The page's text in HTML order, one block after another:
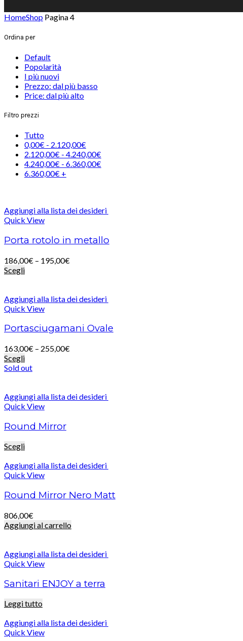
HomeShop Pagina 4
Ordina per
Default
Popolarità
I più nuovi
Prezzo: dal più basso
Price: dal più alto
Filtro prezzi
Tutto
0,00€ - 2.120,00€
2.120,00€ - 4.240,00€
4.240,00€ - 6.360,00€
6.360,00€ +
Aggiungi alla lista dei desideri
Quick View
Porta rotolo in metallo
186,00€ – 195,00€
Scegli
Aggiungi alla lista dei desideri
Quick View
Portasciugamani Ovale
163,00€ – 255,00€
Scegli
Sold out
Aggiungi alla lista dei desideri
Quick View
Round Mirror
Scegli
Aggiungi alla lista dei desideri
Quick View
Round Mirror Nero Matt
806,00€
Aggiungi al carrello
Aggiungi alla lista dei desideri
Quick View
Sanitari ENJOY a terra
Leggi tutto
Aggiungi alla lista dei desideri
Quick View